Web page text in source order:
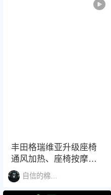
丰田格瑞维亚升级座椅
通风加热、座椅按摩、
腰部支撑~